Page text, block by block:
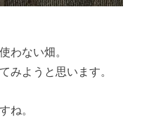
わない畑。
みようと思います。
ね。